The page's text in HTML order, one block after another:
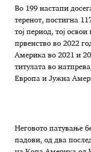
Во 199 настапи
теренот, постигна
тој период, тој
првенство во 2022
Америка во 2021 и
титулата во
Европа и Јужна
Неговото патување
падови, од два